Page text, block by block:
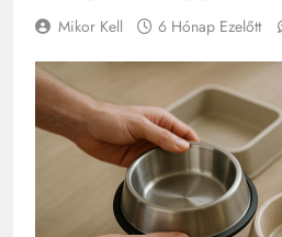
Mikor Kell 6 Hónap Ezelőtt